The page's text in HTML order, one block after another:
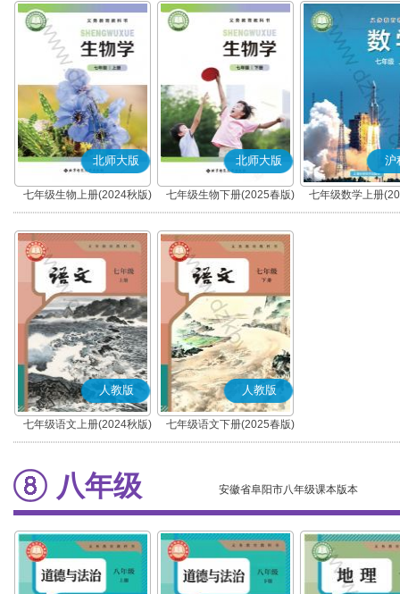
北师大版
七年级生物上册(2024秋版)
北师大版
七年级生物下册(2025春版)
沪
七年级数学上册
人教版
七年级语文上册(2024秋版)
(部编版)
人教版
七年级语文下册(2025春版)
(部编版)
八年级 安徽省阜阳市八年级课本版本